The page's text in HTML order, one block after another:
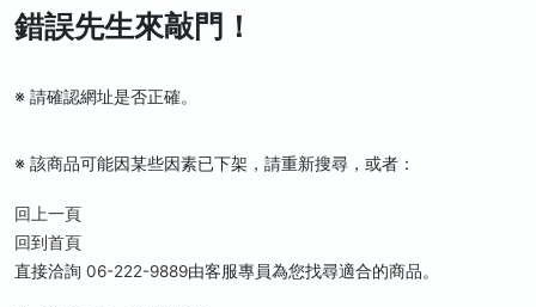
錯誤先生來敲門！
※ 請確認網址是否正確。
※ 該商品可能因某些因素已下架，請重新搜尋，或者：
回上一頁
回到首頁
直接洽詢 06-222-9889由客服專員為您找尋適合的商品。